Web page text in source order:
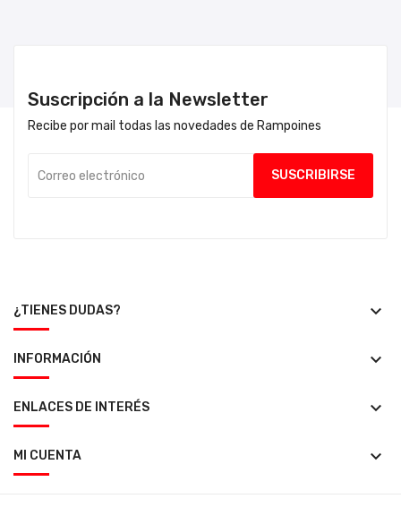
Suscripción a la Newsletter
Recibe por mail todas las novedades de Rampoines
¿TIENES DUDAS? keyboard_arrow_down
INFORMACIÓN keyboard_arrow_down
ENLACES DE INTERÉS keyboard_arrow_down
MI CUENTA keyboard_arrow_down